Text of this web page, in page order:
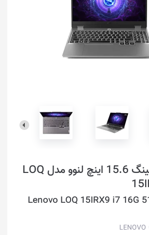
لپ تاپ گیمینگ 15.6 اینچ لنوو مدل LOQ
Lenovo LOQ 15IRX9 i7 16G